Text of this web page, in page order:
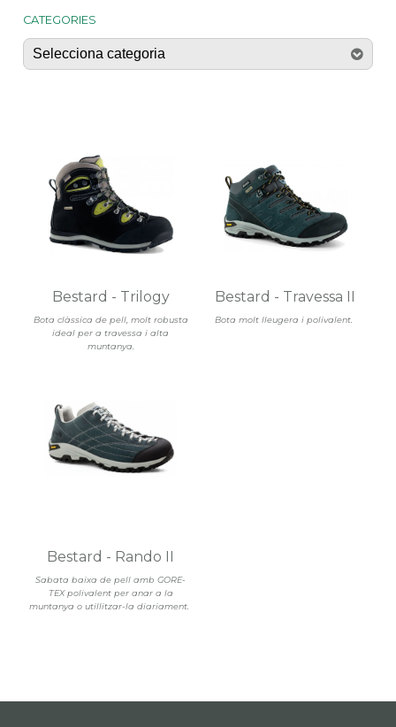
CATEGORIES
Bota clàssica de pell, molt robusta
ideal per a travessa i alta
muntanya.
Bestard - Trilogy
Bota molt lleugera i polivalent.
Bestard - Travessa II
Sabata baixa de pell amb GORE-
TEX polivalent per anar a la
muntanya o utillitzar-la diariament.
Bestard - Rando II